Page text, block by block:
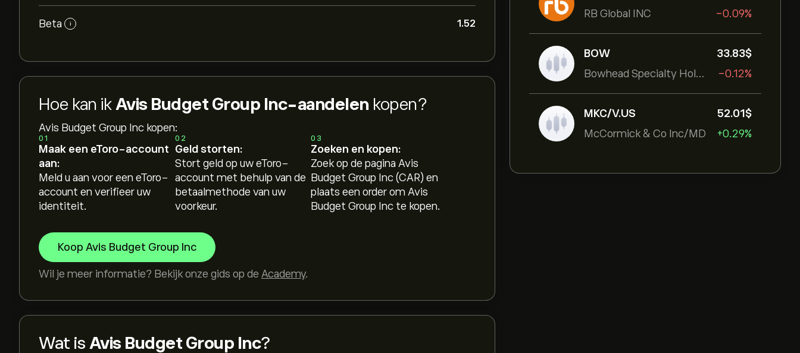
RB Global INC
-0.09%
BOW
Bowhead Specialty Holdings Inc
33.83‎$‎
-0.12%
MKC/V.US
McCormick & Co Inc/MD
52.01‎$‎
+0.29%
Beta i 1.52
Hoe kan ik Avis Budget Group Inc-aandelenkopen?
Avis Budget Group Inc kopen:
01
Maak een eToro-account
aan:
Meld u aan voor een eToro-
account en verifieer uw
identiteit.
02
Geld storten:
Stort geld op uw eToro-
account met behulp van de
betaalmethode van uw
voorkeur.
03
Zoeken en kopen:
Zoek op de pagina Avis
Budget Group Inc (CAR) en
plaats een order om Avis
Budget Group Inc te kopen.
Koop Avis Budget Group Inc
Wil je meer informatie? Bekijk onze gids op de Academy.
Wat is Avis Budget Group Inc?